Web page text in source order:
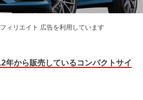
ィリエイト 広告を利用しています
年から販売しているコンパクトサイ